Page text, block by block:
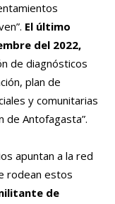
El último
del 2022,
de diagnósticos
plan de
y comunitarias
de Antofagasta”.
apuntan a la red
rodean estos
de